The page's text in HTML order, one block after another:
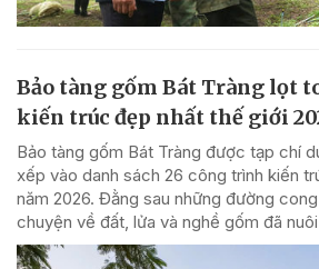
Bảo tàng gốm Bát Tràng lọt
kiến trúc đẹp nhất thế giới
Bảo tàng gốm Bát Tràng được tạp chí
xếp vào danh sách 26 công trình kiến
năm 2026. Đằng sau những đường
chuyện về đất, lửa và nghề gốm đã